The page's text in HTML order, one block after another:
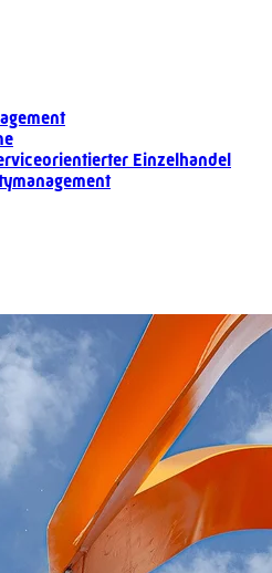
Einzelhandel